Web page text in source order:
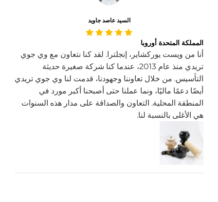
السيد عاصد جاويد
المملكة المتحدة أوروبا
أنا من ويست يوركشاير، إنجلترا. لقد كنا نتعاون مع وي جوي
تريدي منذ عام 2013، عندما كنا شركة صغيرة حديثة
التأسيس. من خلال تعاوننا وجهودنا، قدمت لنا وي جوي تريدي
أيضًا دعمًا ماليًا، ونما عملنا حتى أصبحنا أكبر مورد في
المنطقة المحلية. التعاون والصداقة على مدار هذه السنوات
هي الأغلى بالنسبة لنا.